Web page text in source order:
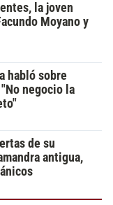
la joven
Moyano y
habló sobre
negocio la
de su
antigua,